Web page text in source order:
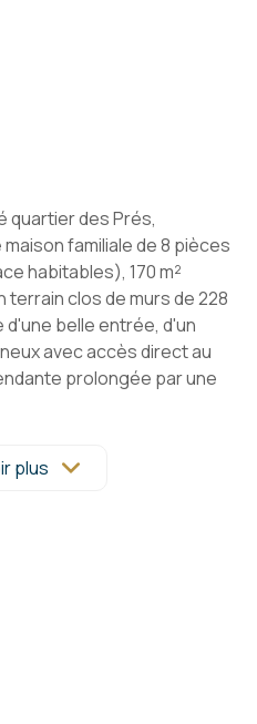
des Prés,
familiale de 8 pièces
habitables), 170 m²
clos de murs de 228
d'une belle entrée, d'un
avec accès direct au
prolongée par une
sain de 51.28m²
de multiples possibilités :
demeure de caractère a
avec ses
idéale pour une famille à
plus